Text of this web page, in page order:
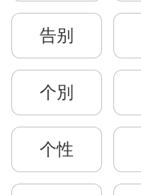
告别
个別
个性